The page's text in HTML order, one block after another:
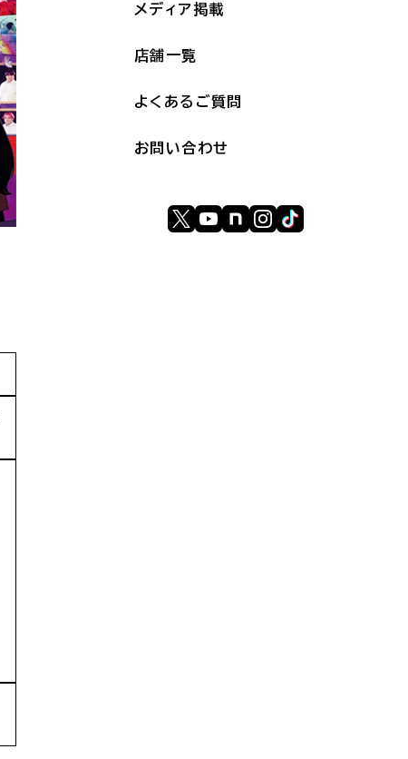
メディア掲載
店舗一覧
よくあるご質問
お問い合わせ